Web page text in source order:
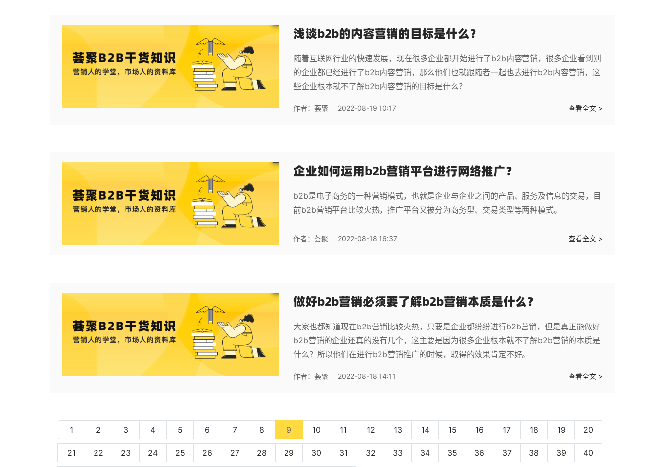
浅谈b2b的内容营销的目标是什么？
随着互联网行业的快速发展，现在很多企业都开始进行了b2b内容营销，很多企业看到别
的企业都已经进行了b2b内容营销，那么他们也就跟随者一起也去进行b2b内容营销，这
些企业根本就不了解b2b内容营销的目标是什么？
作者：荟聚 2022-08-19 10:17 查看全文 >
企业如何运用b2b营销平台进行网络推广？
b2b是电子商务的一种营销模式，也就是企业与企业之间的产品、服务及信息的交易，目
前b2b营销平台比较火热，推广平台又被分为商务型、交易类型等两种模式。
作者：荟聚 2022-08-18 16:37 查看全文 >
做好b2b营销必须要了解b2b营销本质是什么？
大家也都知道现在b2b营销比较火热，只要是企业都纷纷进行b2b营销，但是真正能做好
b2b营销的企业还真的没有几个，这主要是因为很多企业根本就不了解b2b营销的本质是
什么？所以他们在进行b2b营销推广的时候，取得的效果肯定不好。
作者：荟聚 2022-08-18 14:11 查看全文 >
1 2 3 4 5 6 7 8 9 (current)
10 11 12 13 14 15 16 17 18 19 20
21 22 23 24 25 26 27 28 29 30 31 32 33 34 35 36 37 38 39 40